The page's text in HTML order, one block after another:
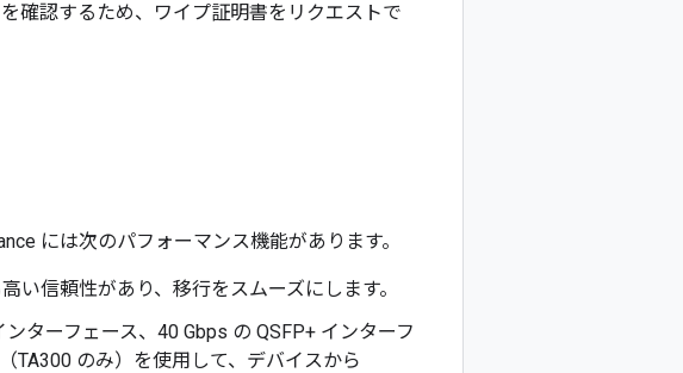
確認するため、ワイプ証明書をリクエストで
には次のパフォーマンス機能があります。
い信頼性があり、移行をスムーズにします。
ターフェース、40 Gbps の QSFP+ インターフ
TA300 のみ）を使用して、デバイスから